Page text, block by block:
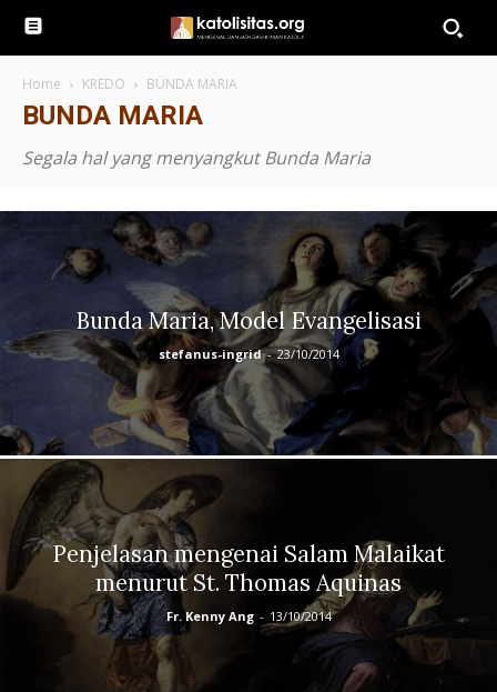
Home KREDO BUNDA MARIA
BUNDA MARIA
Segala hal yang menyangkut Bunda Maria
Bunda Maria, Model Evangelisasi
stefanus-ingrid - 23/10/2014
Penjelasan mengenai Salam Malaikat
menurut St. Thomas Aquinas
Fr. Kenny Ang - 13/10/2014